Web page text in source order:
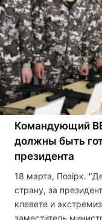
Командующий
должны быть
президента
18 марта, Позірк.
страну, за
клевете и
заместитель